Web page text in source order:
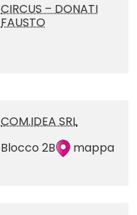
CIRCUS – DONATI
FAUSTO
COM.IDEA SRL
Blocco 2B
mappa